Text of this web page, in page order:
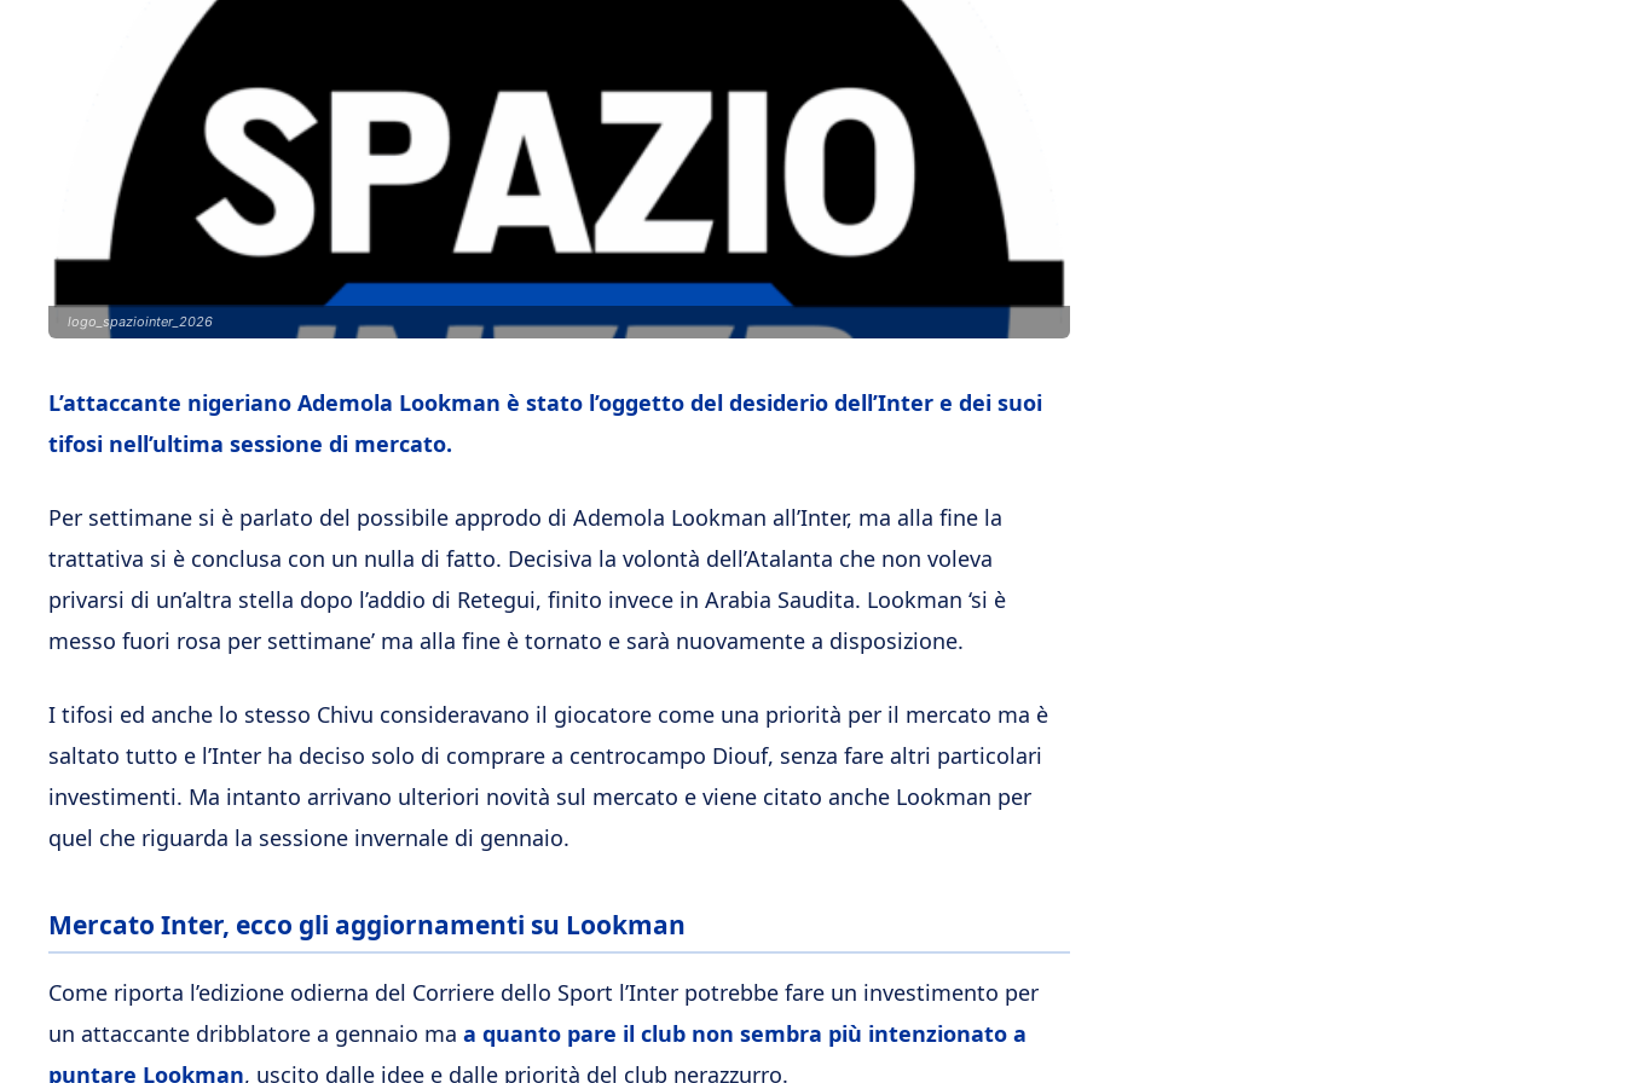
logo_spaziointer_2026
L’attaccante nigeriano Ademola Lookman è stato l’oggetto del desiderio dell’Inter e dei suoi
tifosi nell’ultima sessione di mercato.
Per settimane si è parlato del possibile approdo di Ademola Lookman all’Inter, ma alla fine la
trattativa si è conclusa con un nulla di fatto. Decisiva la volontà dell’Atalanta che non voleva
privarsi di un’altra stella dopo l’addio di Retegui, finito invece in Arabia Saudita. Lookman ‘si è
messo fuori rosa per settimane’ ma alla fine è tornato e sarà nuovamente a disposizione.
I tifosi ed anche lo stesso Chivu consideravano il giocatore come una priorità per il mercato ma è
saltato tutto e l’Inter ha deciso solo di comprare a centrocampo Diouf, senza fare altri particolari
investimenti. Ma intanto arrivano ulteriori novità sul mercato e viene citato anche Lookman per
quel che riguarda la sessione invernale di gennaio.
Mercato Inter, ecco gli aggiornamenti su Lookman
Come riporta l’edizione odierna del Corriere dello Sport l’Inter potrebbe fare un investimento per
un attaccante dribblatore a gennaio ma a quanto pare il club non sembra più intenzionato a
puntare Lookman, uscito dalle idee e dalle priorità del club nerazzurro.